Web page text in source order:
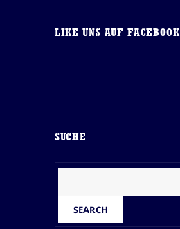
LIKE UNS AUF FACEBOOK
SUCHE